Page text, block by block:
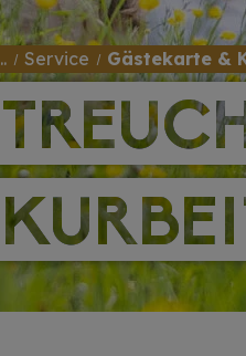
.. Service Gästekarte &